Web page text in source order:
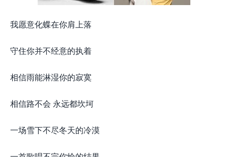
我愿意化蝶在你肩上落
守住你并不经意的执着
相信雨能淋湿你的寂寞
相信路不会 永远都坎坷
一场雪下不尽冬天的冷漠